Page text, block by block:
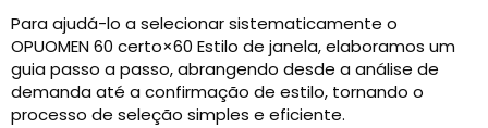
Para ajudá-lo a selecionar sistematicamente o
OPUOMEN 60 certo×60 Estilo de janela, elaboramos um
guia passo a passo, abrangendo desde a análise de
demanda até a confirmação de estilo, tornando o
processo de seleção simples e eficiente.